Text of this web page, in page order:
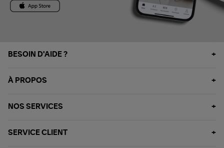
BESOIN D'AIDE ?
À PROPOS
NOS SERVICES
SERVICE CLIENT